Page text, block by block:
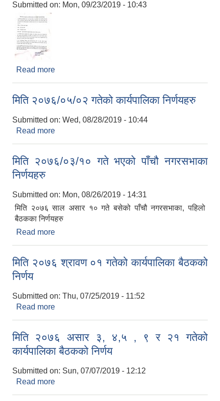
Submitted on: Mon, 09/23/2019 - 10:43
Read more
मिति २०७६/०५/०२ गतेको कार्यपालिका निर्णयहरु
Submitted on: Wed, 08/28/2019 - 10:44
Read more
मिति २०७६/०३/१० गते भएको पाँचौ नगरसभाका
निर्णयहरु
Submitted on: Mon, 08/26/2019 - 14:31
मिति २०७६ साल असार १० गते बसेको पाँचौ नगरसभाका, पहिलो
बैठकका निर्णयहरु
Read more
मिति २०७६ श्रावण ०१ गतेको कार्यपालिका बैठकको
निर्णय
Submitted on: Thu, 07/25/2019 - 11:52
Read more
मिति २०७६ असार ३, ४,५ , ९ र २१ गतेको
कार्यपालिका बैठकको निर्णय
Submitted on: Sun, 07/07/2019 - 12:12
Read more